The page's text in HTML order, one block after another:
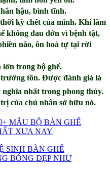
hậu, bình tĩnh.
kỳ chết của mình. Khi lâm
không đau đớn vì bệnh tật,
não, ôn hoà tự tại rời
trong bộ ghế.
tồn. Được đánh giá là
nhất trong phong thủy.
của chủ nhân sở hữu nó.
MẪU BỘ BÀN GHẾ
XƯA NAY
SINH BÀN GHẾ
BÓNG ĐẸP NHƯ